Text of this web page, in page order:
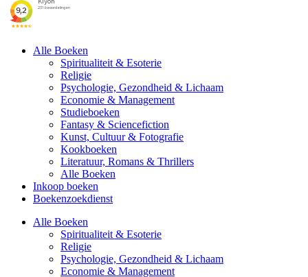
Alle Boeken
Spiritualiteit & Esoterie
Religie
Psychologie, Gezondheid & Lichaam
Economie & Management
Studieboeken
Fantasy & Sciencefiction
Kunst, Cultuur & Fotografie
Kookboeken
Literatuur, Romans & Thrillers
Alle Boeken
Inkoop boeken
Boekenzoekdienst
Alle Boeken
Spiritualiteit & Esoterie
Religie
Psychologie, Gezondheid & Lichaam
Economie & Management